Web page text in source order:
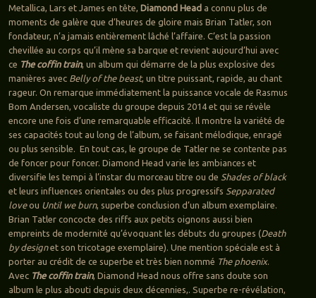
Metallica, Lars et James en tête, Diamond Head a connu plus de
moments de galère que d’heures de gloire mais Brian Tatler, son
fondateur, n’a jamais entièrement lâché l’affaire. C’est la passion
chevillée au corps qu’il mène sa barque et revient aujourd’hui avec
ce The coffin train, un album qui démarre de la plus explosive des
manières avec Belly of the beast, un titre puissant, rapide, au chant
rageur. On remarque immédiatement la puissance vocale de Rasmus
Bom Andersen, vocaliste du groupe depuis 2014 et qui se révèle
encore une fois d’une remarquable efficacité. Il montre la variété de
ses capacités tout au long de l’album, se faisant mélodique, enragé
ou plus sensible. En tout cas, le groupe de Tatler ne se contente pas
de foncer pour foncer. Diamond Head varie les ambiances et
diversifie les tempi à l’instar du morceau titre ou de Shades of black
et leurs influences orientales ou des plus progressifs Sepparated
loveou Until we burn, superbe conclusion d’un album exemplaire.
Brian Tatler concocte des riffs aux petits oignons aussi bien
empreints de modernité qu’évoquant les débuts du groupes (Death
by designet son tricotage exemplaire). Une mention spéciale est à
porter au crédit de ce superbe et très bien nommé The phoenix.
Avec The coffin train, Diamond Head nous offre sans doute son
album le plus abouti depuis deux décennies,. Superbe re-révélation,